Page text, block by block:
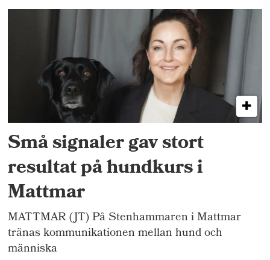
Små signaler gav stort
resultat på hundkurs i
Mattmar
MATTMAR (JT) På Stenhammaren i Mattmar
tränas kommunikationen mellan hund och
människa